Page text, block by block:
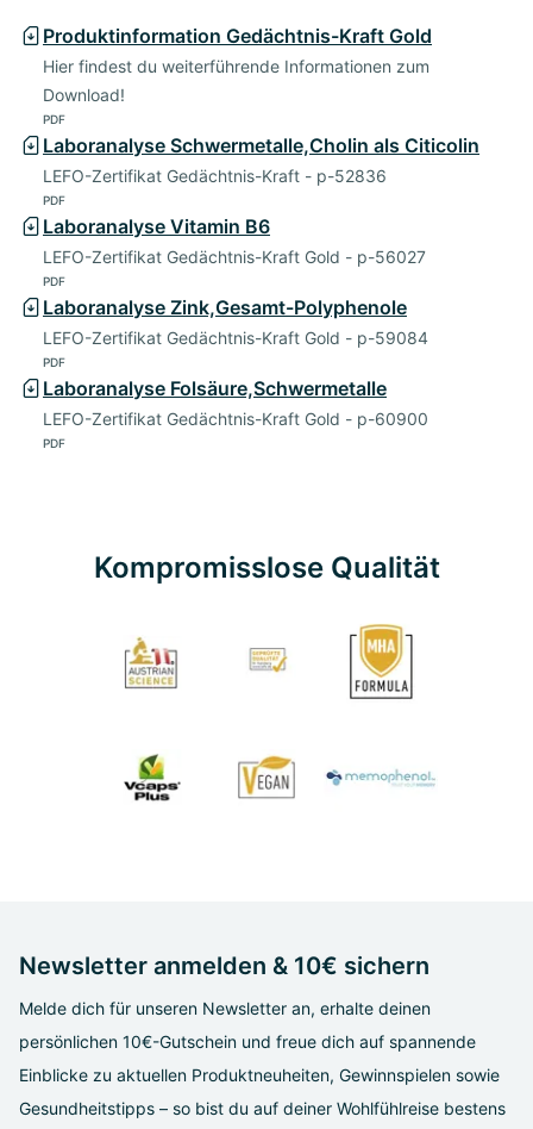
Produktinformation Gedächtnis-Kraft Gold
Hier findest du weiterführende Informationen zum
Download!
PDF
Laboranalyse Schwermetalle,Cholin als Citicolin
LEFO-Zertifikat Gedächtnis-Kraft - p-52836
PDF
Laboranalyse Vitamin B6
LEFO-Zertifikat Gedächtnis-Kraft Gold - p-56027
PDF
Laboranalyse Zink,Gesamt-Polyphenole
LEFO-Zertifikat Gedächtnis-Kraft Gold - p-59084
PDF
Laboranalyse Folsäure,Schwermetalle
LEFO-Zertifikat Gedächtnis-Kraft Gold - p-60900
PDF
Kompromisslose Qualität
Newsletter anmelden & 10€ sichern
Melde dich für unseren Newsletter an, erhalte deinen
persönlichen 10€-Gutschein und freue dich auf spannende
Einblicke zu aktuellen Produktneuheiten, Gewinnspielen sowie
Gesundheitstipps – so bist du auf deiner Wohlfühlreise bestens